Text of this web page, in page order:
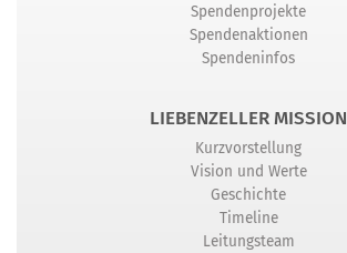
Spendenprojekte
Spendenaktionen
Spendeninfos
LIEBENZELLER MISSION
Kurzvorstellung
Vision und Werte
Geschichte
Timeline
Leitungsteam